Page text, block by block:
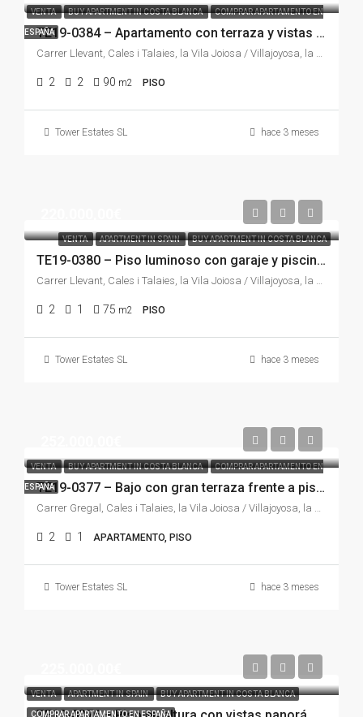
VENTA BUY APARTMENT IN COSTA BLANCA COMPRAR APARTAMENTO EN
ESPAÑA TE19-0384 – Apartamento con terraza y vistas a la montaña en Cala de Villajoyosa | Piscina, pádel, parking y a pocos minutos de la playa
Carrer Llevant, Cales i Talaies, la Vila Joiosa / Villajoyosa, la Marina Baixa, Alacant / Alicante, Comunitat Valenciana, 03509, España
2 2 90 m2 PISO
Tower Estates SL hace 3 meses
VENTA APARTMENT IN SPAIN BUY APARTMENT IN COSTA BLANCA
TE19-0380 – Piso luminoso con garaje y piscina a pasos del mar en La Cala de Villajoyosa, Costa Blanca
Carrer Llevant, Cales i Talaies, la Vila Joiosa / Villajoyosa, la Marina Baixa, Alacant / Alicante, Comunitat Valenciana, 03509, España
2 1 75 m2 PISO
Tower Estates SL hace 3 meses
VENTA BUY APARTMENT IN COSTA BLANCA COMPRAR APARTAMENTO EN
ESPAÑA TE19-0377 – Bajo con gran terraza frente a piscina en Cala de Villajoyosa – inversión segura
Carrer Gregal, Cales i Talaies, la Vila Joiosa / Villajoyosa, la Marina Baixa, Alacant / Alicante, Comunitat Valenciana, 03509, España
2 1 APARTAMENTO, PISO
Tower Estates SL hace 3 meses
VENTA APARTMENT IN SPAIN BUY APARTMENT IN COSTA BLANCA
COMPRAR APARTAMENTO EN ESPAÑA